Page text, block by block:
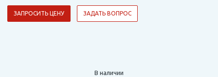
ЗАПРОСИТЬ ЦЕНУ ЗАДАТЬ ВОПРОС
В наличии